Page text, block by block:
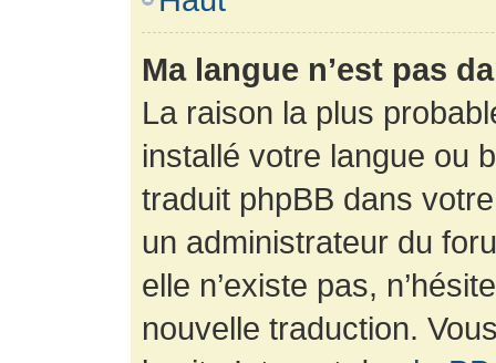
Ma langue n’est pas
La raison la plus
installé votre langue ou
traduit phpBB dans
un administrateur du
elle n’existe pas,
nouvelle traduction.